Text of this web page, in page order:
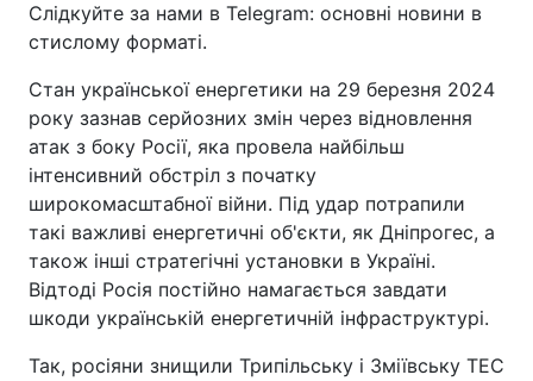
Слідкуйте за нами в Telegram: основні новини в
стислому форматі.
Стан української енергетики на 29 березня 2024
року зазнав серйозних змін через відновлення
атак з боку Росії, яка провела найбільш
інтенсивний обстріл з початку
широкомасштабної війни. Під удар потрапили
такі важливі енергетичні об'єкти, як Дніпрогес, а
також інші стратегічні установки в Україні.
Відтоді Росія постійно намагається завдати
шкоди українській енергетичній інфраструктурі.
Так, росіяни знищили Трипільську і Зміївську ТЕС